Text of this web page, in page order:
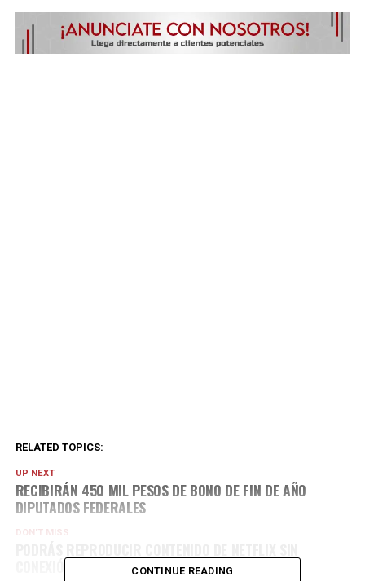
RELATED TOPICS:
UP NEXT
RECIBIRÁN 450 MIL PESOS DE BONO DE FIN DE AÑO
DIPUTADOS FEDERALES
DON'T MISS
CONEXIÓN A INTERNETCONTINUE READING